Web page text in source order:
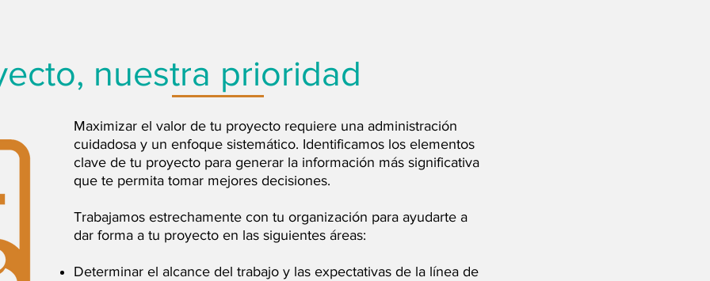
nuestra prioridad
Maximizar el valor de tu proyecto requiere una administración
cuidadosa y un enfoque sistemático. Identificamos los elementos
clave de tu proyecto para generar la información más significativa
que te permita tomar mejores decisiones.
Trabajamos estrechamente con tu organización para ayudarte a
dar forma a tu proyecto en las siguientes áreas:
Determinar el alcance del trabajo y las expectativas de la línea de